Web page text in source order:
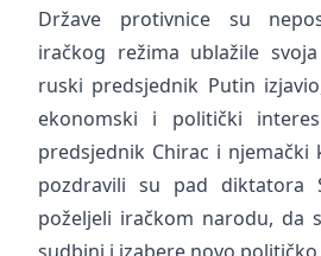
Države protivnice su
iračkog režima ublažile
ruski predsjednik Putin
ekonomski i politički
predsjednik Chirac i njemački
pozdravili su pad diktatora
poželjeli iračkom narodu, da